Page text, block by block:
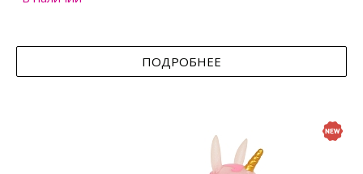
ПОДРОБНЕЕ